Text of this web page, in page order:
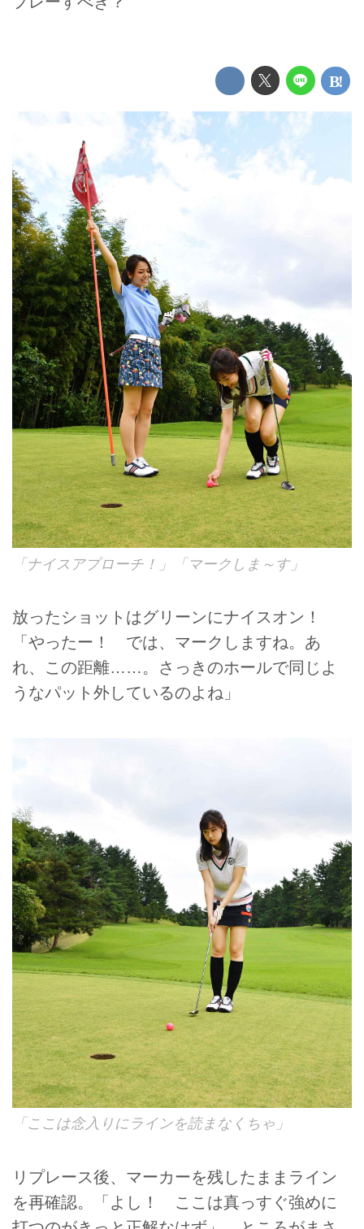
「ナイスアプローチ！」「マークしま～す」
放ったショットはグリーンにナイスオン！
「やったー！ では、マークしますね。あ
れ、この距離……。さっきのホールで同じよ
うなパット外しているのよね」
「ここは念入りにラインを読まなくちゃ」
リプレース後、マーカーを残したままライン
を再確認。「よし！ ここは真っすぐ強めに